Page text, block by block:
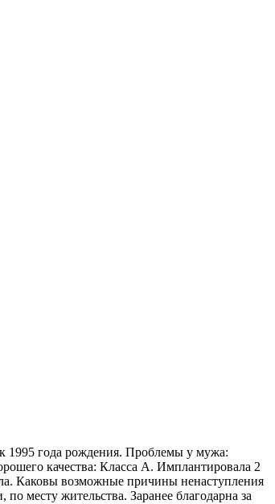
1995 года рождения. Проблемы у мужа:
качества: Класса А. Имплантировала 2
Каковы возможные причины ненаступления
месту жительства. Заранее благодарна за